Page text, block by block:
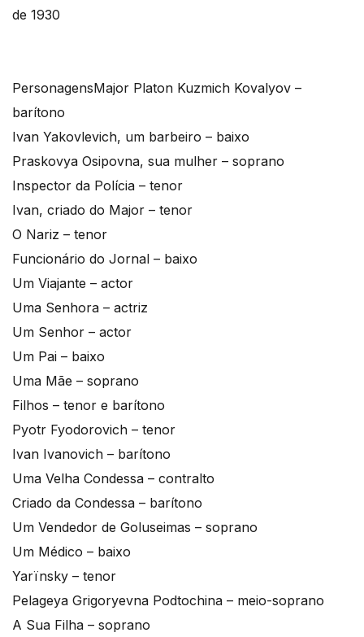
de 1930
PersonagensMajor Platon Kuzmich Kovalyov –
barítono
Ivan Yakovlevich, um barbeiro – baixo
Praskovya Osipovna, sua mulher – soprano
Inspector da Polícia – tenor
Ivan, criado do Major – tenor
O Nariz – tenor
Funcionário do Jornal – baixo
Um Viajante – actor
Uma Senhora – actriz
Um Senhor – actor
Um Pai – baixo
Uma Mãe – soprano
Filhos – tenor e barítono
Pyotr Fyodorovich – tenor
Ivan Ivanovich – barítono
Uma Velha Condessa – contralto
Criado da Condessa – barítono
Um Vendedor de Goluseimas – soprano
Um Médico – baixo
Yarïnsky – tenor
Pelageya Grigoryevna Podtochina – meio-soprano
A Sua Filha – soprano